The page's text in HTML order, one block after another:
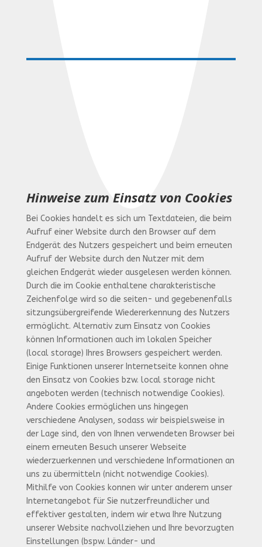
Hinweise zum Einsatz von Cookies
Bei Cookies handelt es sich um Textdateien, die beim
Aufruf einer Website durch den Browser auf dem
Endgerät des Nutzers gespeichert und beim erneuten
Aufruf der Website durch den Nutzer mit dem
gleichen Endgerät wieder ausgelesen werden können.
Durch die im Cookie enthaltene charakteristische
Zeichenfolge wird so die seiten- und gegebenenfalls
sitzungsübergreifende Wiedererkennung des Nutzers
ermöglicht. Alternativ zum Einsatz von Cookies
können Informationen auch im lokalen Speicher
(local storage) Ihres Browsers gespeichert werden.
Einige Funktionen unserer Internetseite konnen ohne
den Einsatz von Cookies bzw. local storage nicht
angeboten werden (technisch notwendige Cookies).
Andere Cookies ermöglichen uns hingegen
verschiedene Analysen, sodass wir beispielsweise in
der Lage sind, den von Ihnen verwendeten Browser bei
einem erneuten Besuch unserer Webseite
wiederzuerkennen und verschiedene Informationen an
uns zu übermitteln (nicht notwendige Cookies).
Mithilfe von Cookies konnen wir unter anderem unser
Internetangebot für Sie nutzerfreundlicher und
effektiver gestalten, indem wir etwa Ihre Nutzung
unserer Website nachvollziehen und Ihre bevorzugten
Einstellungen (bspw. Länder- und